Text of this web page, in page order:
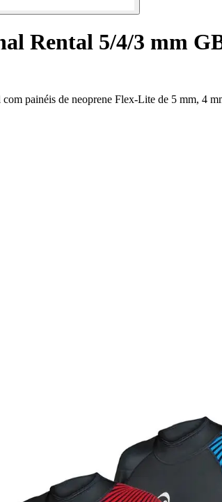
Rental 5/4/3 mm
painéis de neoprene Flex-Lite de 5 mm, 4